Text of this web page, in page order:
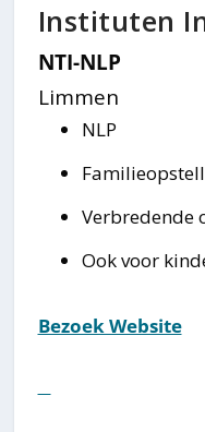
Instituten
NTI-NLP
Limmen
NLP
Verbredende
Ook voor
Bezoek Website